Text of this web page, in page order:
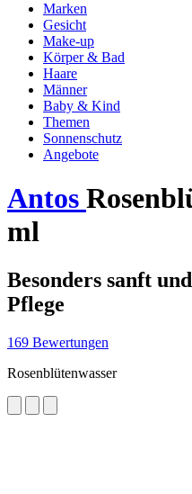
Marken
Gesicht
Make-up
Körper & Bad
Haare
Männer
Baby & Kind
Themen
Sonnenschutz
Angebote
Antos
ml
Besonders sanft
Pflege
169 Bewertungen
Rosenblütenwasser